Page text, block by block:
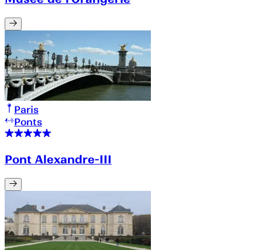
Paris
Ponts
Pont Alexandre-III